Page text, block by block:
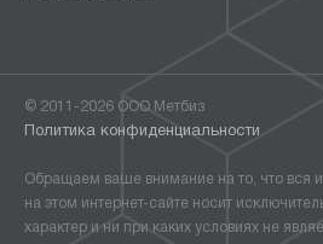
© 2011-2026 ООО Метбиз
Политика конфиденциальности
Обращаем ваше внимание на то, что вся
на этом интернет-сайте носит
характер и ни при каких условиях не